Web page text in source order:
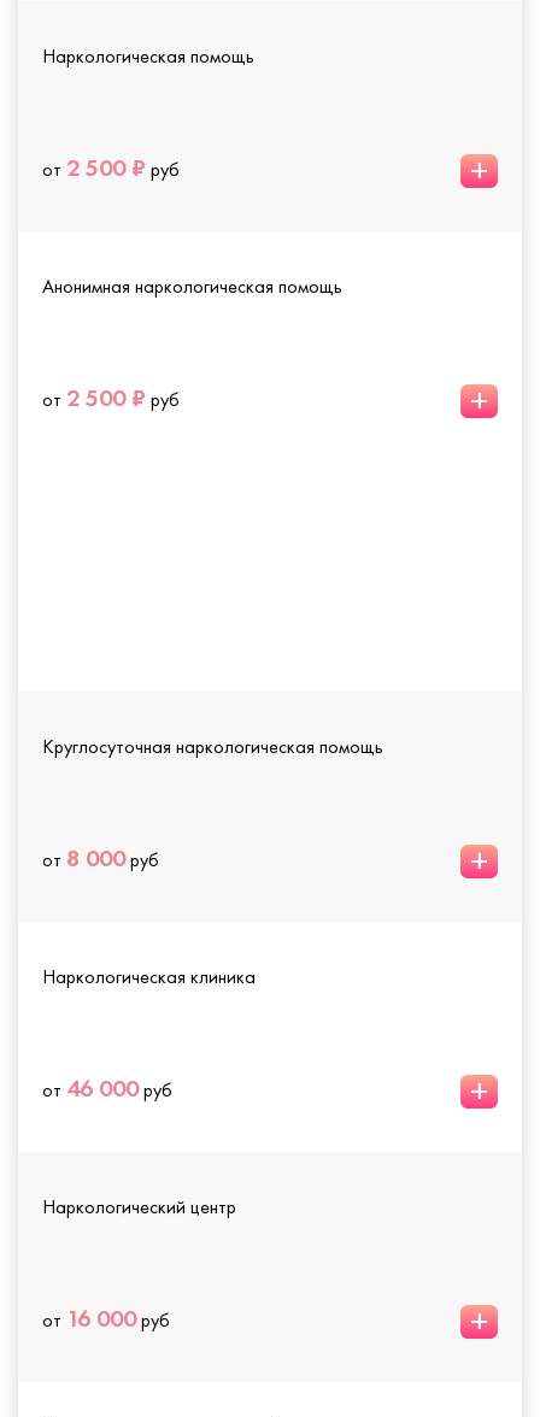
Наркологическая помощь
от 2 500 ₽ руб +
Анонимная наркологическая помощь
от 2 500 ₽ руб +
Круглосуточная наркологическая помощь
от 8 000руб +
Наркологическая клиника
от 46 000руб +
Наркологический центр
от 16 000руб +